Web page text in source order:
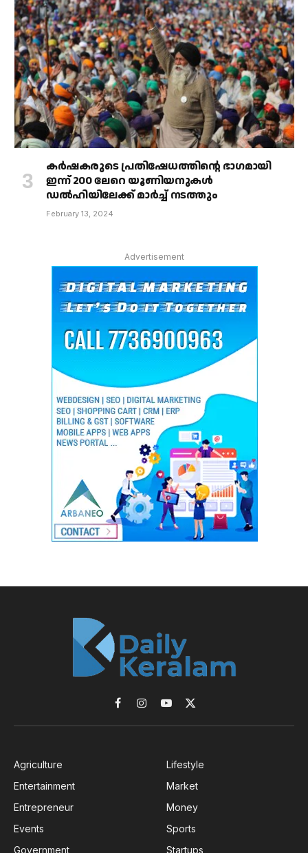
കർഷകരുടെ പ്രതിഷേധത്തിൻ്റെ ഭാഗമായി
ഇന്ന് 200 ലേറെ യൂണിയനുകൾ
ഡൽഹിയിലേക്ക് മാർച്ച് നടത്തും
February 13, 2024
Advertisement
Facebook
InstagramYouTube
X
(Twitter)
Agriculture
Entertainment
Entrepreneur
Events
Government
Lifestyle
Market
Money
Sports
Startups